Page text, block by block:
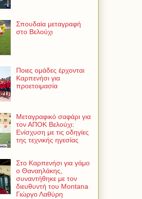
Σπουδαία μεταγραφή
στο Βελούχι
Ποιες ομάδες έρχονται
Καρπενήσι για
προετοιμασία
Μεταγραφικό σαφάρι για
τον ΑΠΟΚ Βελούχι:
Ενίσχυση με τις οδηγίες
της τεχνικής ηγεσίας
Στο Καρπενήσι για γάμο
ο Θαναηλάκης,
συναντήθηκε με τον
διευθυντή του Montana
Γιώργο Λαθύρη